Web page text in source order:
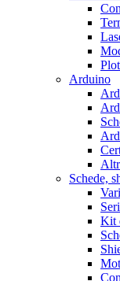
Arduino
Schede,
Kit